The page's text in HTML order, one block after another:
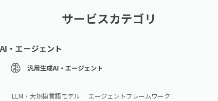
サービスカテゴリ
AI・エージェント
汎用生成AI・エージェント
LLM・大規模言語モデル
エージェントフレームワーク